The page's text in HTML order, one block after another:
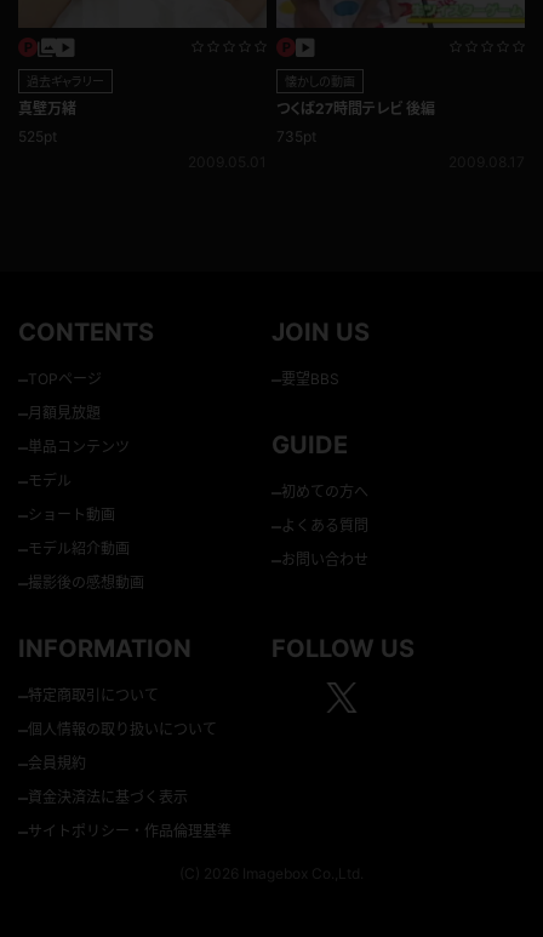
過去ギャラリー
真壁万緒
525pt
懐かしの動画
つくば27時間テレビ 後編
735pt
CONTENTS
–TOPページ
–月額見放題
–単品コンテンツ
–モデル
–ショート動画
–モデル紹介動画
–撮影後の感想動画
JOIN US
–要望BBS
GUIDE
–初めての方へ
–よくある質問
–お問い合わせ
INFORMATION
–特定商取引について
–個人情報の取り扱いについて
–会員規約
–資金決済法に基づく表示
–サイトポリシー・作品倫理基準
FOLLOW US
(C) 2026 Imagebox Co.,Ltd.